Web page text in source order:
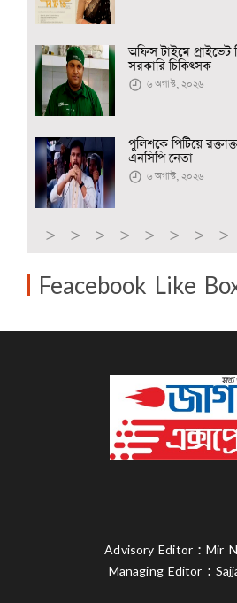
অফিস টাইমে প্রাইভেট
সরকারি চিকিৎসক
৬ অগাস্ট, ২০২৬
পুলিশকে পিটিয়ে
এনসিপি নেতা
৬ অগাস্ট, ২০২৬
--> --> --> --> --> --> --> -->
Feacebook Like
Advisory Editor : Mir
Managing Editor :